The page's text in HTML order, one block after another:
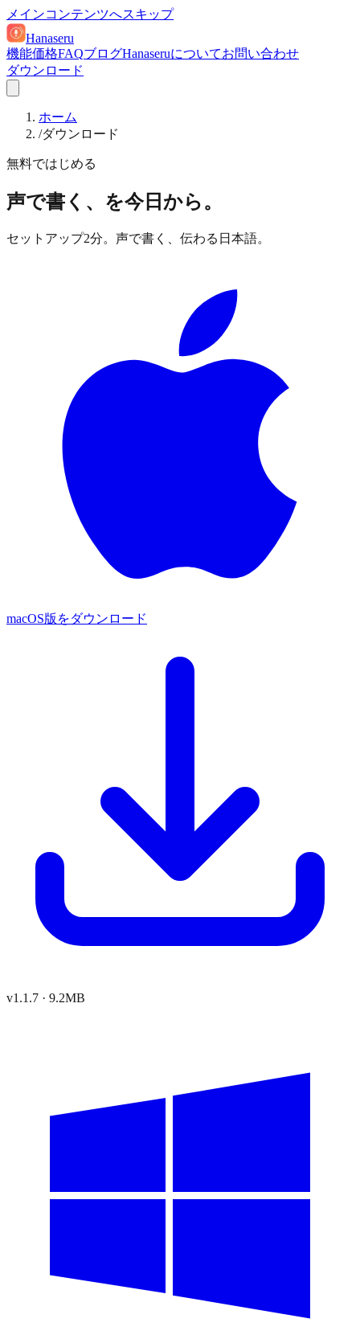
メインコンテンツへスキップ
Hanaseru
機能価格FAQブログHanaseruについてお問い合わせ
ダウンロード
ホーム
/ダウンロード
無料ではじめる
声で書く、を今日から。
セットアップ2分。声で書く、伝わる日本語。
macOS版をダウンロード
v1.1.7 · 9.2MB